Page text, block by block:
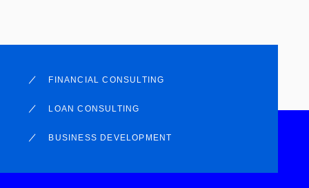
FINANCIAL CONSULTING
LOAN CONSULTING
BUSINESS DEVELOPMENT